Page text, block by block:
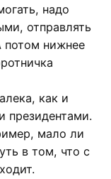
надо
отправлять
потом нижнее
как и
президентами.
мало ли
в том, что с